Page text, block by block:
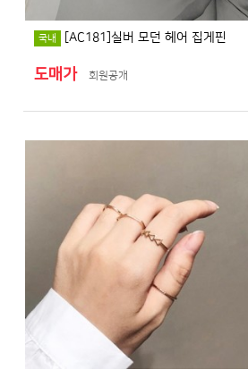
국내 [AC181]실버 모던 헤어 집게핀
도매가 회원공개